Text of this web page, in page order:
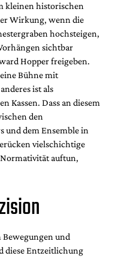
kleinen historischen
Wirkung, wenn die
hochsteigen,
sichtbar
Hopper freigeben.
Bühne mit
ist als
Kassen. Dass an diesem
den
und dem Ensemble in
vielschichtige
auftun,
Bewegungen und
diese Entzeitlichung